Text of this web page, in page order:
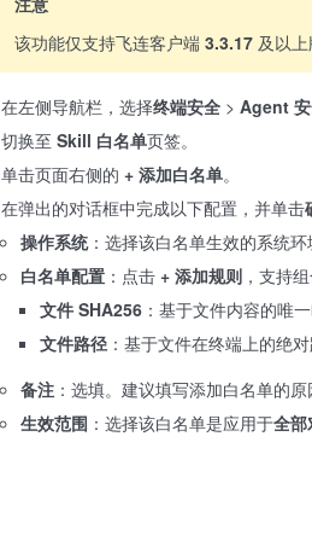
该功能仅支持飞连客户端3.3.17 及以上
在左侧导航栏，选择终端安全 > Agent
切换至 Skill 白名单页签。
单击页面右侧的 + 添加白名单。
在弹出的对话框中完成以下配置，并单击
操作系统：选择该白名单生效的系统环
白名单配置 ：点击 + 添加规则 ，支持
文件 SHA256 ：基于文件内容的唯
文件路径 ：基于文件在终端上的绝对
备注 ：选填。建议填写添加白名单的
生效范围 ：选择该白名单是应用于全部